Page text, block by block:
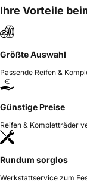
Ihre Vorteile
Größte Auswahl
Passende Reifen &
Günstige Preise
Reifen & Kompletträder
Rundum sorglos
Werkstattservice zum